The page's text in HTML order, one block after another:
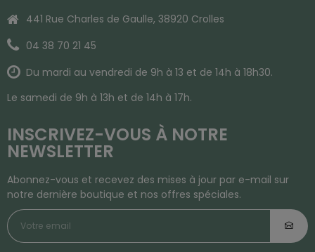
441 Rue Charles de Gaulle, 38920 Crolles
04 38 70 21 45
Du mardi au vendredi de 9h à 13 et de 14h à 18h30.
Le samedi de 9h à 13h et de 14h à 17h.
INSCRIVEZ-VOUS À NOTRE
NEWSLETTER
Abonnez-vous et recevez des mises à jour par e-mail sur
notre dernière boutique et nos offres spéciales.